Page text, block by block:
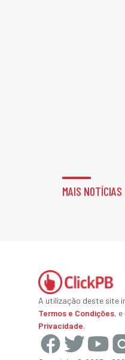
MAIS NOTÍCIAS
A utilização deste site
Termos e Condições, e
Privacidade.